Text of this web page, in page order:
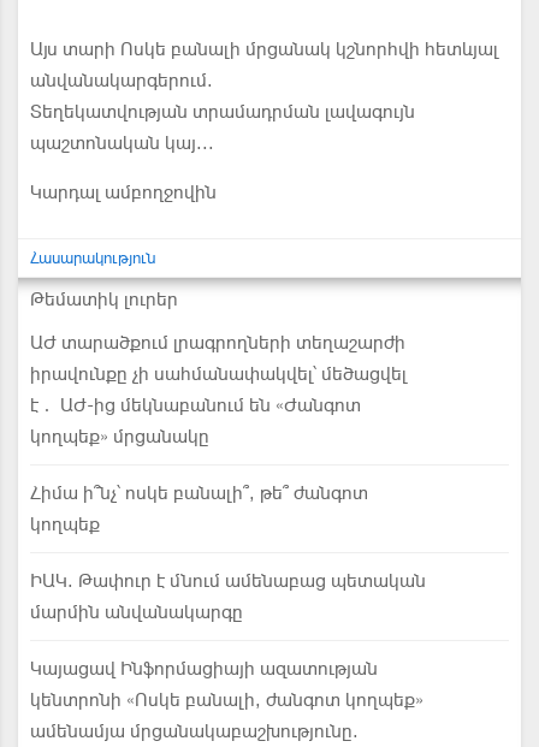
Այս տարի Ոսկե բանալի մրցանակ կշնորհվի հետևյալ
անվանակարգերում.
Տեղեկատվության տրամադրման լավագույն
պաշտոնական կայ...
Կարդալ ամբողջովին
Հասարակություն
Թեմատիկ լուրեր
ԱԺ տարածքում լրագրողների տեղաշարժի
իրավունքը չի սահմանափակվել՝ մեծացվել
է․ ԱԺ-ից մեկնաբանում են «Ժանգոտ
կողպեք» մրցանակը
Հիմա ի՞նչ՝ ոսկե բանալի՞, թե՞ ժանգոտ
կողպեք
ԻԱԿ. Թափուր է մնում ամենաբաց պետական
մարմին անվանակարգը
Կայացավ Ինֆորմացիայի ազատության
կենտրոնի «Ոսկե բանալի, ժանգոտ կողպեք»
ամենամյա մրցանակաբաշխությունը.